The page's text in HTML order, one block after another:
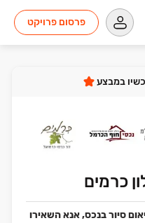
פרסום פרויקט
במבצע
כרמים
סיור בנכס, אנא השאירו